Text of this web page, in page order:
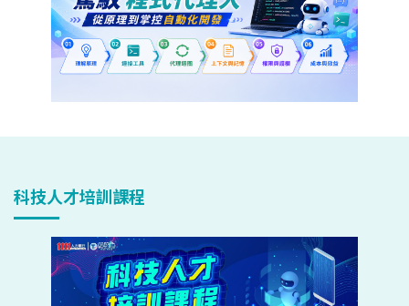
科技人才培訓課程